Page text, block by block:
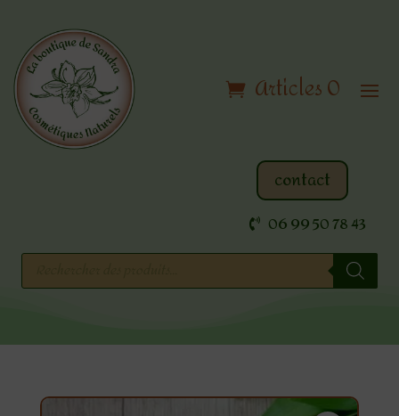
Articles 0
contact
06 99 50 78 43
Recherche
produits